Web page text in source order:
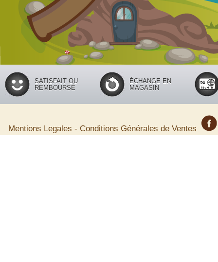
SATISFAIT OU
REMBOURSÉ
ÉCHANGE EN
MAGASIN
Mentions Legales - Conditions Générales de Ventes